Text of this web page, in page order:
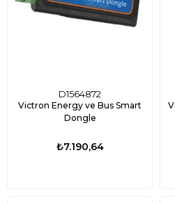
D1564872
Victron Energy ve Bus Smart
Dongle
₺7.190,64